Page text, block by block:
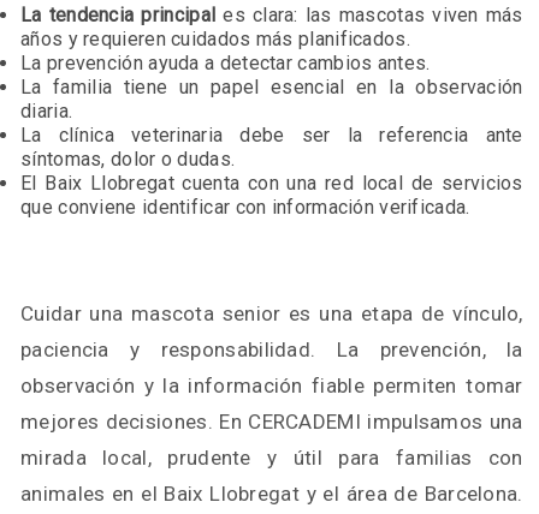
La tendencia principal es clara: las mascotas viven más
años y requieren cuidados más planificados.
La prevención ayuda a detectar cambios antes.
La familia tiene un papel esencial en la observación
diaria.
La clínica veterinaria debe ser la referencia ante
síntomas, dolor o dudas.
El Baix Llobregat cuenta con una red local de servicios
que conviene identificar con información verificada.
Cuidar una mascota senior es una etapa de vínculo,
paciencia y responsabilidad. La prevención, la
observación y la información fiable permiten tomar
mejores decisiones. En CERCADEMI impulsamos una
mirada local, prudente y útil para familias con
animales en el Baix Llobregat y el área de Barcelona.